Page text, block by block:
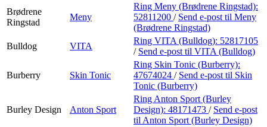
Brødrene
Ringstad
Meny
Ring Meny (Brødrene Ringstad):
52811200 / Send e-post til Meny
(Brødrene Ringstad)
Bulldog
VITA
Ring VITA (Bulldog): 52817105
/ Send e-post til VITA (Bulldog)
Burberry Skin Tonic
Ring Skin Tonic (Burberry):
47674024 / Send e-post til Skin
Tonic (Burberry)
Burley Design Anton Sport
Ring Anton Sport (Burley
Design): 48171473 / Send e-post
til Anton Sport (Burley Design)